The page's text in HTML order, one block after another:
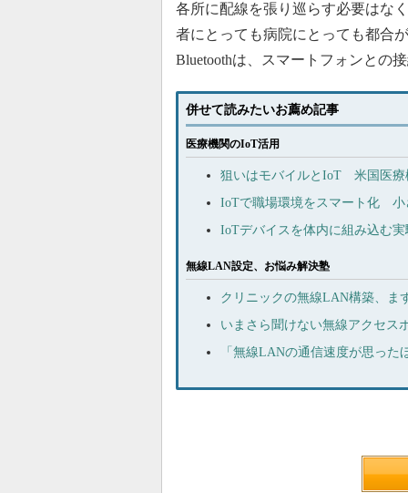
各所に配線を張り巡らす必要はな
者にとっても病院にとっても都合
Bluetoothは、スマートフォンとの
併せて読みたいお薦め記事
医療機関のIoT活用
狙いはモバイルとIoT 米国医療
IoTで職場環境をスマート化 小
IoTデバイスを体内に組み込む
無線LAN設定、お悩み解決塾
クリニックの無線LAN構築、ま
いまさら聞けない無線アクセス
「無線LANの通信速度が思っ